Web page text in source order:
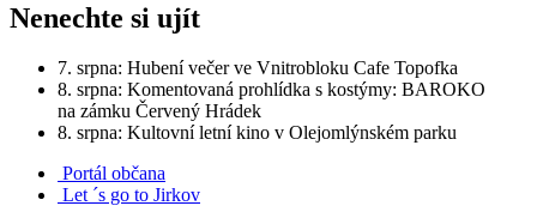
Nenechte si ujít
7. srpna: Hubení večer ve Vnitrobloku Cafe Topofka
8. srpna: Komentovaná prohlídka s kostýmy: BAROKO
na zámku Červený Hrádek
8. srpna: Kultovní letní kino v Olejomlýnském parku
Portál občana
Let ´s go to Jirkov